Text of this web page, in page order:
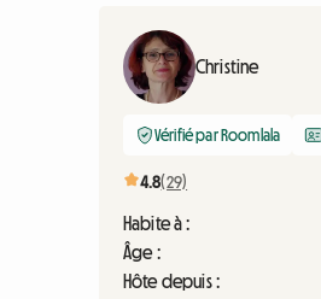
Christine
Vérifié par Roomlala
4.8(29)
Habite à :
Âge :
Hôte depuis :